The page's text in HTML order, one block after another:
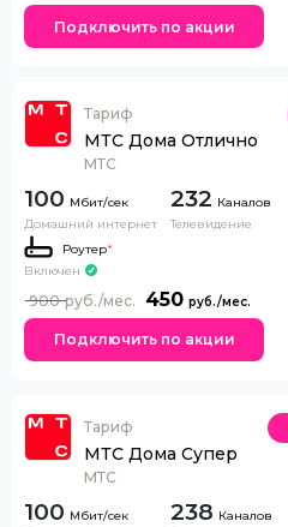
Подключить по акции
Тариф
МТС Дома Отлично
МТС
100
Домашний интернет
232 Каналов
Телевидение
Роутер*
Включен
450
900
Подключить по акции
Тариф
МТС Дома Супер
МТС
100 238 Каналов